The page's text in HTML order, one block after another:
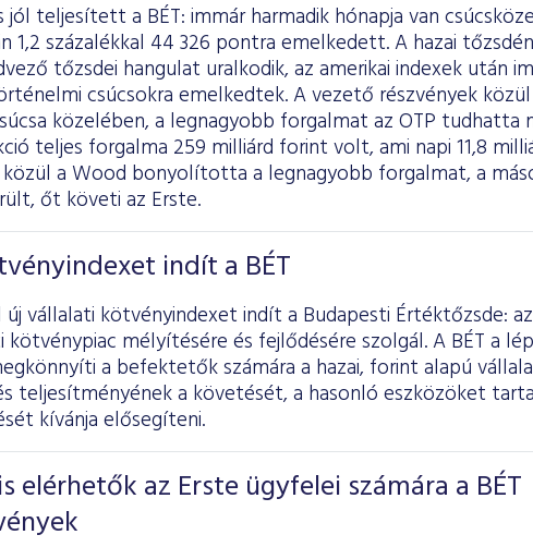
jól teljesített a BÉT: immár harmadik hónapja van
1,2 százalékkal 44 326 pontra emelkedett. A hazai
tőzsdei hangulat uralkodik, az amerikai indexek után
csúcsokra emelkedtek. A vezető részvények
közelében, a legnagyobb forgalmat az OTP tudhatta
teljes forgalma 259 milliárd forint volt, ami napi 11,8
a Wood bonyolította a legnagyobb forgalmat, a
őt követi az Erste.
indít a BÉT
új vállalati kötvényindexet indít a Budapesti Értéktőzsde:
kötvénypiac mélyítésére és fejlődésére szolgál. A BÉT a
a befektetők számára a hazai, forint alapú
teljesítményének a követését, a hasonló eszközöket
kívánja elősegíteni.
elérhetők az Erste ügyfelei számára a BÉT